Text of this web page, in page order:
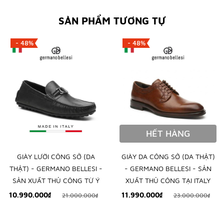
SẢN PHẨM TƯƠNG TỰ
- 48%
GIÀY LƯỜI CÔNG SỞ (DA
THẬT) - GERMANO BELLESI -
SẢN XUẤT THỦ CÔNG TỪ Ý
10.990.000₫
21.000.000₫
- 48%
HẾT HÀNG
GIÀY DA CÔNG SỞ (DA THẬT)
- GERMANO BELLESI - SẢN
XUẤT THỦ CÔNG TẠI ITALY
11.990.000₫
23.000.000₫